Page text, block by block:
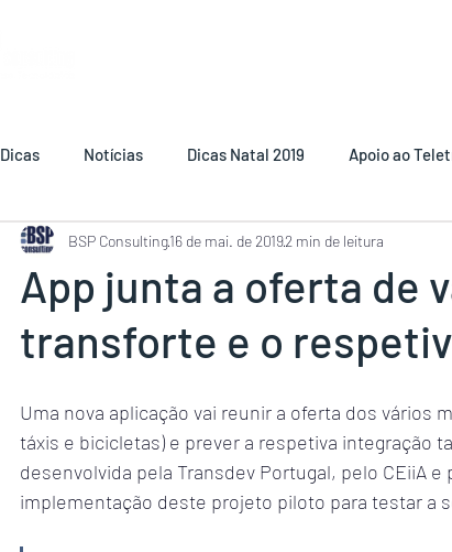
Dicas Notícias Dicas Natal 2019 Apoio ao
App junta a oferta de
transforte e o
BSP Consulting16 de mai. de 20192 min de leitura
Uma nova aplicação vai reunir a oferta dos vários
táxis e bicicletas) e prever a respetiva integração
desenvolvida pela Transdev Portugal, pelo CEiiA
implementação deste projeto piloto para testar a